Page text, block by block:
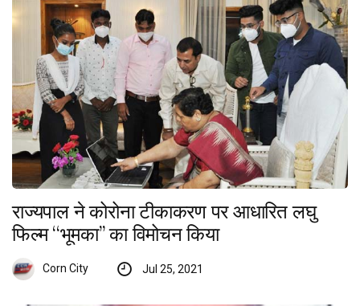
राज्यपाल ने कोरोना टीकाकरण पर आधारित लघु
फिल्म ‘‘भूमका’’ का विमोचन किया
Corn City Jul 25, 2021